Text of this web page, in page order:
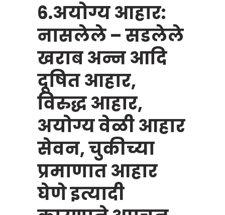
6.अयोग्य आहार:
नासलेले – सडलेले
खराब अन्न आदि
दूषित आहार,
विरुद्ध आहार,
अयोग्य वेळी आहार
सेवन, चुकीच्या
प्रमाणात आहार
घेणे इत्यादी